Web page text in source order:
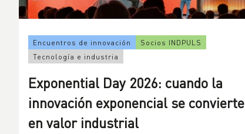
Encuentros de innovación
Socios INDPULS
Tecnología e industria
Exponential Day 2026: cuando la
innovación exponencial se convierte
en valor industrial